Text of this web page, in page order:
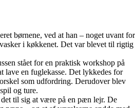
børnene, ved at han – noget uvant for
i køkkenet. Det var blevet til rigtig
stået for en praktisk workshop på
lave en fuglekasse. Det lykkedes for
som udfordring. Derudover blev
og ture.
til sig at være på en pæn lejr. De